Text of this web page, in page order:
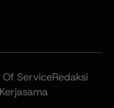
Of ServiceRedaksi